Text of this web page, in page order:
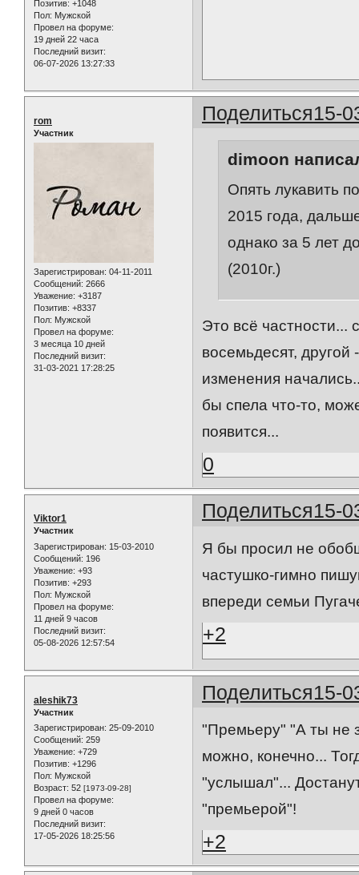
Позитив: +1048
Пол: Мужской
Провел на форуме:
19 дней 22 часа
Последний визит:
06-07-2026 13:27:33
Поделиться15-
rom
Участник
Зарегистрирован: 04-11-2011
Сообщений: 2666
Уважение: +3187
Позитив: +8337
Пол: Мужской
Провел на форуме:
3 месяца 10 дней
Последний визит:
31-03-2021 17:28:25
dimoon
Опять лукавить
2015 года,
однако за 5 лет
(2010г.)
Это всё частности...
восемьдесят,
изменения
бы спела что-то,
появится...
0
Поделиться15-
Viktor1
Участник
Зарегистрирован: 15-03-2010
Сообщений: 196
Уважение: +93
Позитив: +293
Пол: Мужской
Провел на форуме:
11 дней 9 часов
Последний визит:
05-08-2026 12:57:54
Я бы просил не
частушко-гимно
впереди семьи
+2
Поделиться15-
aleshik73
Участник
Зарегистрирован: 25-09-2010
Сообщений: 259
Уважение: +729
Позитив: +1296
Пол: Мужской
Возраст: 52 [1973-09-28]
Провел на форуме:
9 дней 0 часов
Последний визит:
17-05-2026 18:25:56
"Премьеру" "А ты не
можно, конечно...
"услышал"...
"премьерой"!
+2